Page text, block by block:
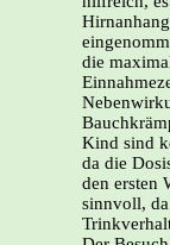
die
Kind sind
da die
den ersten
sinnvoll,